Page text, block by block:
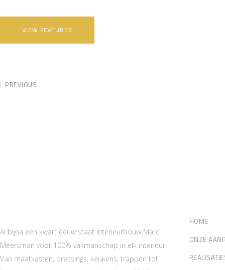
VIEW FEATURES
PREVIOUS
Al bijna een kwart eeuw staat Interieurbouw Marc
Meersman voor 100% vakmanschap in elk interieur.
Van maatkasten, dressings, keukens, trappen tot
HOME
ONZE